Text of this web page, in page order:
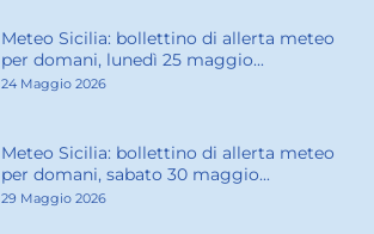
Meteo Sicilia: bollettino di allerta meteo
per domani, lunedì 25 maggio...
24 Maggio 2026
Meteo Sicilia: bollettino di allerta meteo
per domani, sabato 30 maggio...
29 Maggio 2026